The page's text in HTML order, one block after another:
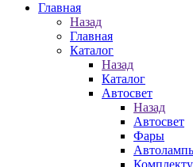
Главная
Назад
Главная
Каталог
Назад
Каталог
Автосвет
Назад
Автосвет
Фары